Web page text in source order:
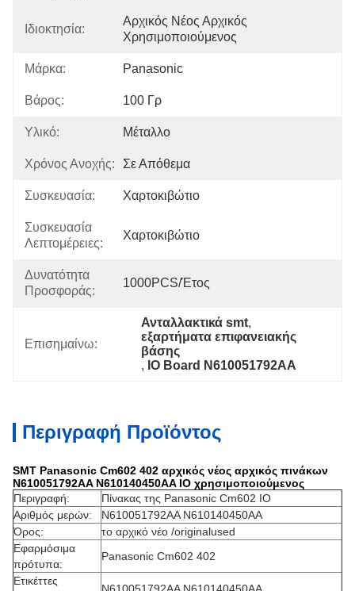
Ιδιοκτησία:
Αρχικός Νέος Αρχικός
Χρησιμοποιούμενος
Μάρκα: Panasonic
Βάρος: 100 Γρ
Υλικό: Μέταλλο
Χρόνος Ανοχής: Σε Απόθεμα
Συσκευασία: Χαρτοκιβώτιο
Συσκευασία
Λεπτομέρειες:
Χαρτοκιβώτιο
Δυνατότητα
Προσφοράς:
1000PCS/έτος
Επισημαίνω:
Ανταλλακτικά smt,
εξαρτήματα επιφανειακής
βάσης
, IO Board N610051792AA
Περιγραφή Προϊόντος
SMT Panasonic Cm602 402 αρχικός νέος αρχικός πινάκων
N610051792AA N610140450AA IO χρησιμοποιούμενος
Περιγραφή:
Πίνακας της Panasonic Cm602 IO
Αριθμός μερών:
N610051792AA N610140450AA
Όρος:
το αρχικό νέο /originalused
Εφαρμόσιμα
πρότυπα:
Panasonic Cm602 402
Ετικέττες